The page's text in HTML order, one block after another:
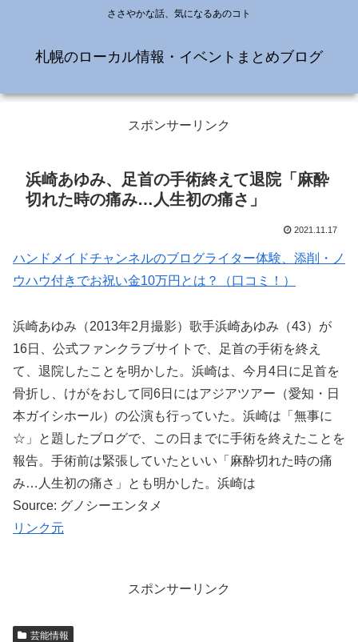
ささやかな話、気になるあのコト
札幌のローカル情報・イベントまとめブログ
スポンサーリンク
浜崎あゆみ、足首の手術終えて退院「麻酔
切れた時の痛み…人生初の痛さ」
2021.11.17
ハンドメイドチャンネルのブログライター体験、添削・ノ
ウハウ付きでお祝い金10万円とは？（口コミ！）
浜崎あゆみ（2013年2月撮影）歌手浜崎あゆみ（43）が
16日、公式ファンクラブサイトで、足首の手術を終え
て、退院したことを明かした。浜崎は、今月4日に足首を
骨折し、けがをおして同6日にはアジアツアー（愛知・日
本ガイシホール）の公演も行っていた。浜崎は「無事に
☆」と題したブログで、この日までに手術を終えたことを
報告。手術前は緊張していたといい「麻酔切れた時の痛
み…人生初の痛さ」とも明かした。浜崎は
Source: グノシーエンタメ
リンク元
スポンサーリンク
芸能情報